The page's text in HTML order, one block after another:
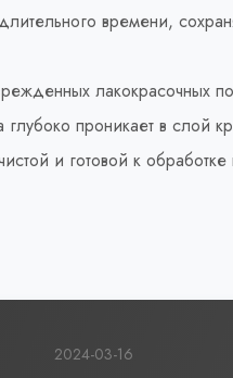
времени,
лакокрасочных
проникает в слой
и готовой к обработке
2024-03-16